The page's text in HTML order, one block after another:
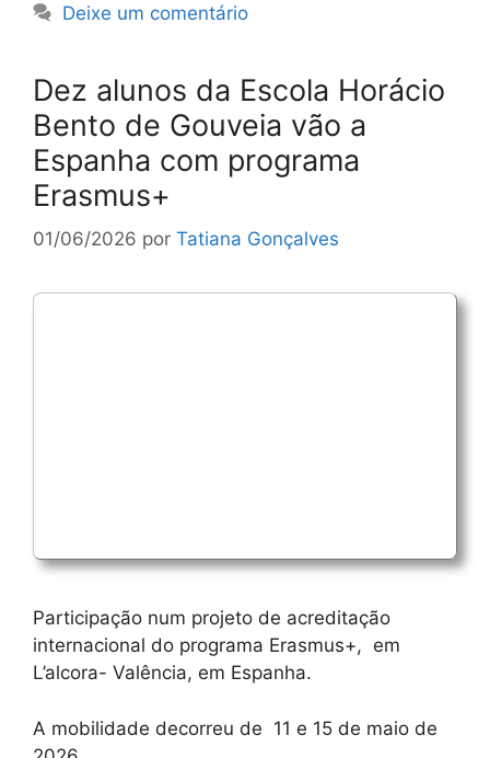
Deixe um comentário
Dez alunos da Escola Horácio
Bento de Gouveia vão a
Espanha com programa
Erasmus+
01/06/2026 por Tatiana Gonçalves
Participação num projeto de acreditação
internacional do programa Erasmus+, em
L’alcora- Valência, em Espanha.
A mobilidade decorreu de 11 e 15 de maio de